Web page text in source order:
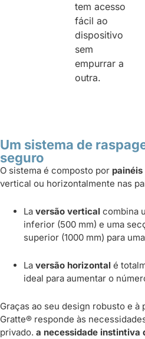
tem acesso
fácil ao
dispositivo
sem
empurrar a
outra.
Um sistema de
seguro
O sistema é composto por
vertical ou horizontalmente nas
La versão vertical combina
inferior (500 mm) e uma
superior (1000 mm) para
La versão horizontal é
ideal para aumentar o
Graças ao seu design robusto e à
Gratte® responde às
privado. a necessidade instintiva